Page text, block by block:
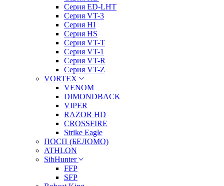
Серия ED-LHT
Серия VT-3
Серия HI
Серия HS
Серия VT-T
Серия VT-1
Серия VT-R
Серия VT-Z
VORTEX
VENOM
DIMONDBACK
VIPER
RAZOR HD
CROSSFIRE
Strike Eagle
ПОСП (БЕЛОМО)
ATHLON
SibHunter
FFP
SFP